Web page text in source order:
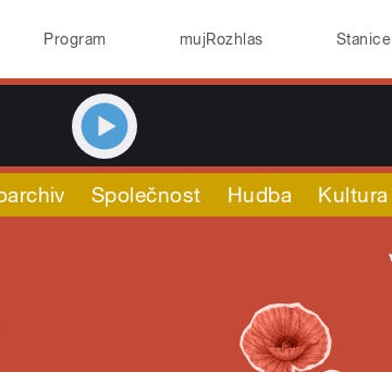
Program mujRozhlas Stanice
Společnost Hudba Kultura